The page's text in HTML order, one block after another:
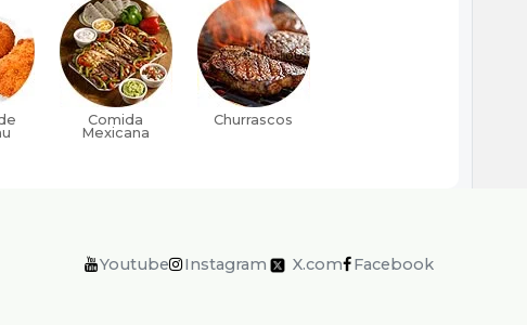
Youtube Instagram X.com Facebook